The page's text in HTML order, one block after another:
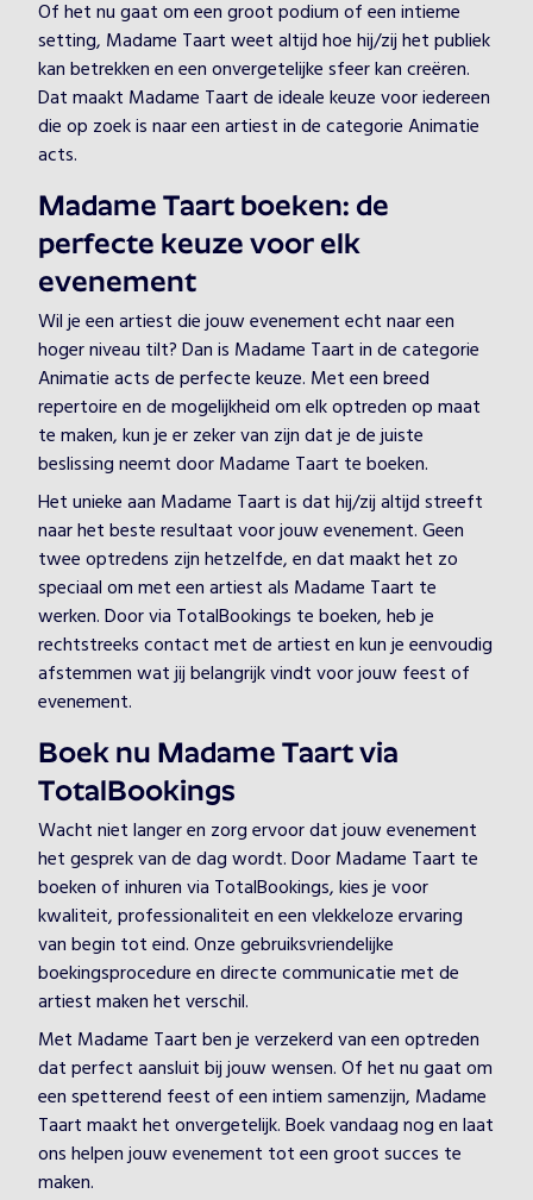
Of het nu gaat om een groot podium of een intieme
setting, Madame Taart weet altijd hoe hij/zij het publiek
kan betrekken en een onvergetelijke sfeer kan creëren.
Dat maakt Madame Taart de ideale keuze voor iedereen
die op zoek is naar een artiest in de categorie Animatie
acts.
Madame Taart boeken: de
perfecte keuze voor elk
evenement
Wil je een artiest die jouw evenement echt naar een
hoger niveau tilt? Dan is Madame Taart in de categorie
Animatie acts de perfecte keuze. Met een breed
repertoire en de mogelijkheid om elk optreden op maat
te maken, kun je er zeker van zijn dat je de juiste
beslissing neemt door Madame Taart te boeken.
Het unieke aan Madame Taart is dat hij/zij altijd streeft
naar het beste resultaat voor jouw evenement. Geen
twee optredens zijn hetzelfde, en dat maakt het zo
speciaal om met een artiest als Madame Taart te
werken. Door via TotalBookings te boeken, heb je
rechtstreeks contact met de artiest en kun je eenvoudig
afstemmen wat jij belangrijk vindt voor jouw feest of
evenement.
Boek nu Madame Taart via
TotalBookings
Wacht niet langer en zorg ervoor dat jouw evenement
het gesprek van de dag wordt. Door Madame Taart te
boeken of inhuren via TotalBookings, kies je voor
kwaliteit, professionaliteit en een vlekkeloze ervaring
van begin tot eind. Onze gebruiksvriendelijke
boekingsprocedure en directe communicatie met de
artiest maken het verschil.
Met Madame Taart ben je verzekerd van een optreden
dat perfect aansluit bij jouw wensen. Of het nu gaat om
een spetterend feest of een intiem samenzijn, Madame
Taart maakt het onvergetelijk. Boek vandaag nog en laat
ons helpen jouw evenement tot een groot succes te
maken.